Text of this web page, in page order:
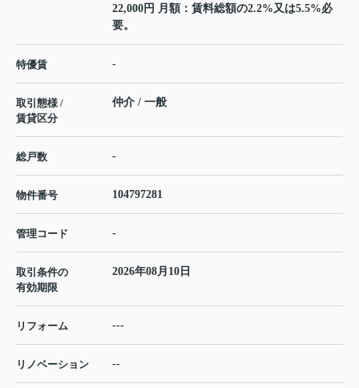
22,000円 月額：賃料総額の2.2%又は5.5%必
要。
特優賃 -
取引態様 /
賃貸区分
仲介 / 一般
総戸数 -
物件番号 104797281
管理コード -
取引条件の
有効期限
2026年08月10日
リフォーム ---
リノベーション --